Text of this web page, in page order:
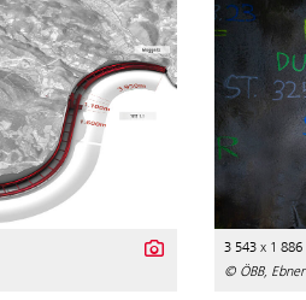
3 543 x 1 886
© ÖBB, Ebner